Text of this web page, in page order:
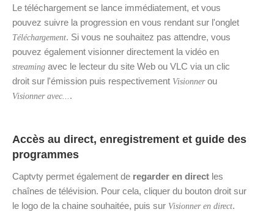
Le téléchargement se lance immédiatement, et vous
pouvez suivre la progression en vous rendant sur l'onglet
Téléchargement. Si vous ne souhaitez pas attendre, vous
pouvez également visionner directement la vidéo en
streaming avec le lecteur du site Web ou VLC via un clic
droit sur l'émission puis respectivement Visionnerou
Visionner avec... .
Accès au direct, enregistrement et guide des
programmes
Captvty permet également de regarder en direct les
chaînes de télévision. Pour cela, cliquer du bouton droit sur
le logo de la chaine souhaitée, puis sur Visionner en direct.